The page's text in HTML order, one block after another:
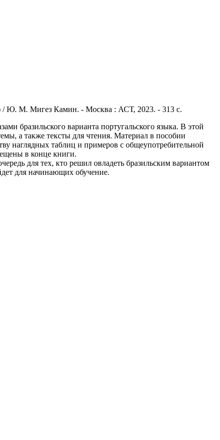
/ Ю. М. Мигез Камин. - Москва : АСТ, 2023. - 313 с.
бразильского варианта португальского языка. В этой
а также тексты для чтения. Материал в пособии
наглядных таблиц и примеров с общеупотребительной
в конце книги.
для тех, кто решил овладеть бразильским вариантом
для начинающих обучение.